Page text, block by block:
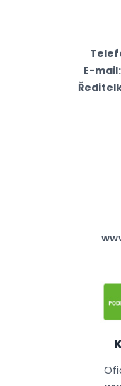
E-mail: